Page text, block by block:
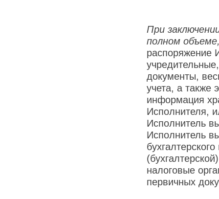
При
полном
распоряжение
документы,
учета, а также
информация
Исполнителя,
Исполнитель
Исполнитель
налоговые
первичных